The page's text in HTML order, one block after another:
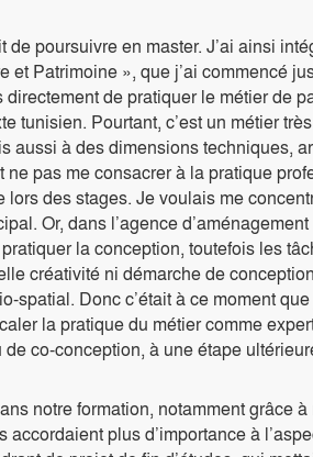
de poursuivre en master. J’ai ainsi
Patrimoine », que j’ai commencé
de pratiquer le métier de
tunisien. Pourtant, c’est un métier
aussi à des dimensions techniques,
pas me consacrer à la pratique
des stages. Je voulais me
Or, dans l’agence
la conception, toutefois les
créativité ni démarche de
spatial. Donc c’était à ce moment
la pratique du métier comme
co-conception, à une étape
notre formation, notamment grâce à
plus d’importance à